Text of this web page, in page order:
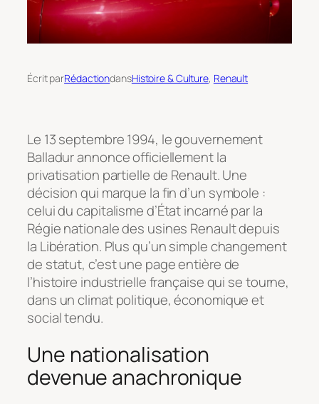
Écrit parRédactiondansHistoire & Culture, Renault
Le 13 septembre 1994, le gouvernement
Balladur annonce officiellement la
privatisation partielle de Renault. Une
décision qui marque la fin d’un symbole :
celui du capitalisme d’État incarné par la
Régie nationale des usines Renault depuis
la Libération. Plus qu’un simple changement
de statut, c’est une page entière de
l’histoire industrielle française qui se tourne,
dans un climat politique, économique et
social tendu.
Une nationalisation
devenue anachronique